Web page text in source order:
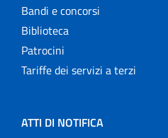
Bandi e concorsi
Biblioteca
Patrocini
Tariffe dei servizi a terzi
ATTI DI NOTIFICA